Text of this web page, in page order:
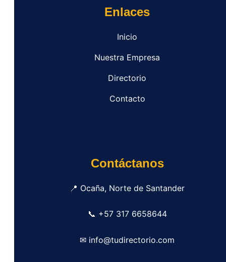
Enlaces
Inicio
Nuestra Empresa
Directorio
Contacto
Contáctanos
📍 Ocaña, Norte de Santander
📞 +57 317 6658644
✉ info@tudirectorio.com